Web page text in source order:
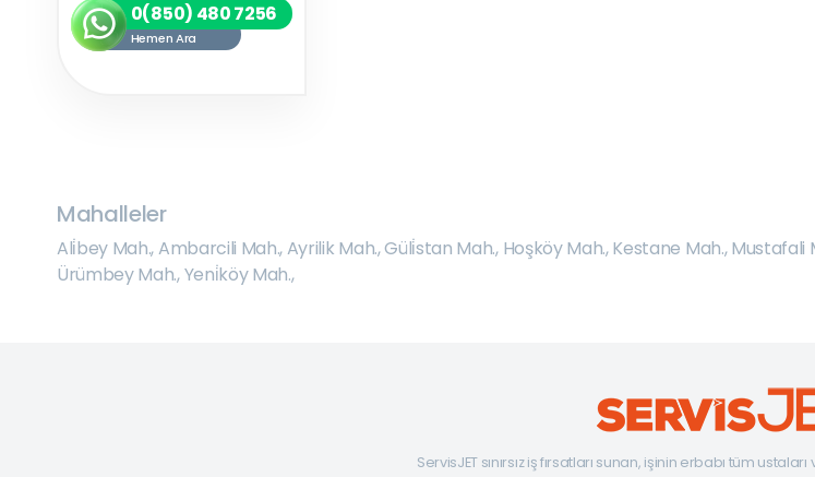
0(850) 480 7256
Hemen Ara
Mahalleler
Ali̇bey Mah.,Ambarcili Mah.,Ayrilik Mah.,Güli̇stan Mah., Hoşköy Mah.,Kestane Mah.,Mustafali
Ürümbey Mah.,Yeni̇köy Mah.,
ServisJET sınırsız iş fırsatları sunan, işinin erbabı tüm